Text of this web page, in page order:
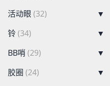
活动眼 (32)
▼
铃(34)
▼
BB哨 (29)
▼
胶圈 (24)
▼